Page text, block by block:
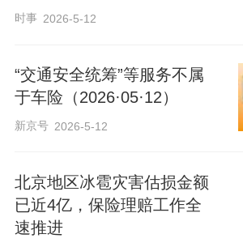
时事 2026-5-12
“交通安全统筹”等服务不属
于车险（2026·05·12）
新京号 2026-5-12
北京地区冰雹灾害估损金额
已近4亿，保险理赔工作全
速推进